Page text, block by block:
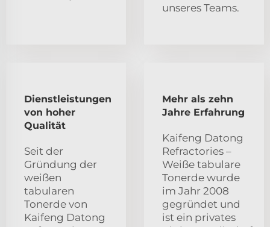
unseres Teams.
Dienstleistungen
von hoher
Qualität
Seit der
Gründung der
weißen
tabularen
Tonerde von
Kaifeng Datong
Mehr als zehn
Jahre Erfahrung
Kaifeng Datong
Refractories –
Weiße tabulare
Tonerde wurde
im Jahr 2008
gegründet und
ist ein privates